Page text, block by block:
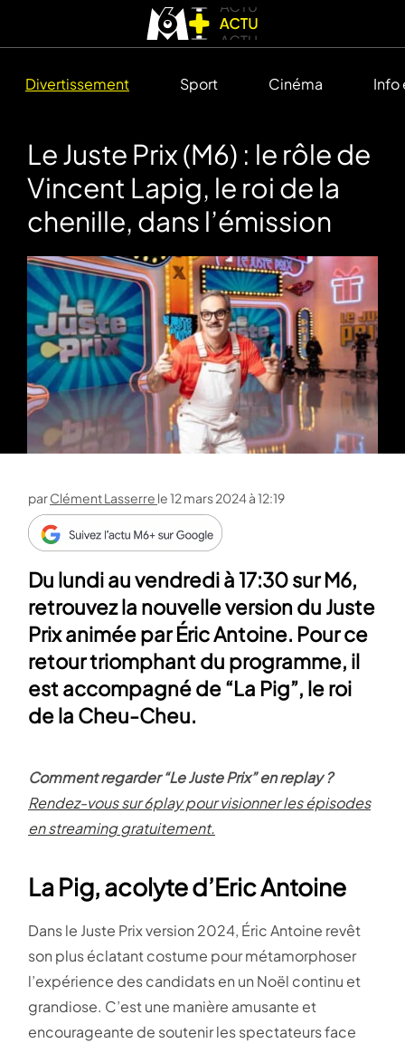
Divertissement Sport Cinéma Info
Le Juste Prix (M6) : le rôle de
Vincent Lapig, le roi de la
chenille, dans l’émission
parClément Lasserre le12 mars 2024 à 12:19
Du lundi au vendredi à 17:30 sur M6,
retrouvez la nouvelle version du Juste
Prix animée par Éric Antoine. Pour ce
retour triomphant du programme, il
est accompagné de “La Pig”, le roi
de la Cheu-Cheu.
Comment regarder “Le Juste Prix” en replay ?
Rendez-vous sur 6play pour visionner les épisodes
en streaming gratuitement.
La Pig, acolyte d’Eric Antoine
Dans le Juste Prix version 2024, Éric Antoine revêt
son plus éclatant costume pour métamorphoser
l’expérience des candidats en un Noël continu et
grandiose. C’est une manière amusante et
encourageante de soutenir les spectateurs face